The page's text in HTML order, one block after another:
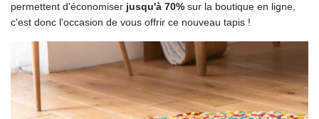
permettent d'économiser jusqu'à 70% sur la boutique en ligne,
c'est donc l'occasion de vous offrir ce nouveau tapis !